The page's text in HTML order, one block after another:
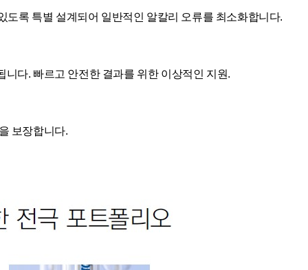
록 특별 설계되어 일반적인 알칼리 오류를 최소화합니다.
다. 빠르고 안전한 결과를 위한 이상적인 지원.
보장합니다.